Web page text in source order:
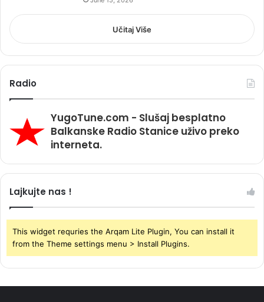
Učitaj Više
Radio
YugoTune.com - Slušaj besplatno
Balkanske Radio Stanice uživo preko
interneta.
Lajkujte nas !
This widget requries the Arqam Lite Plugin, You can install it
from the Theme settings menu > Install Plugins.